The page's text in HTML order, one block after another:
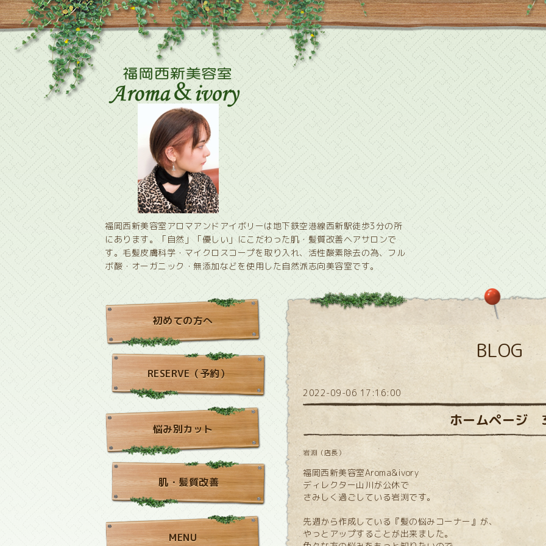
福岡西新美容室アロマアンドアイボリーは地下鉄空港線西新駅徒歩3分の所
にあります。「自然」「優しい」にこだわった肌・髪質改善ヘアサロンで
す。毛髪皮膚科学・マイクロスコープを取り入れ、活性酸素除去の為、フル
ボ酸・オーガニック・無添加などを使用した自然派志向美容室です。
BLOG
2022-09-06 17:16:00
ホームページ
岩淵（店長）
福岡西新美容室Aroma&ivory
ディレクター山川が公休で
さみしく過ごしている岩渕です。
先週から作成している『髪の悩みコーナー』が、
やっとアップすることが出来ました。
初めての方へ
RESERVE（予約）
悩み別カット
肌・髪質改善
MENU